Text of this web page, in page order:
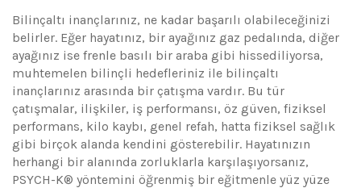
Bilinçaltı inançlarınız, ne kadar başarılı olabileceğinizi
belirler. Eğer hayatınız, bir ayağınız gaz pedalında, diğer
ayağınız ise frenle basılı bir araba gibi hissediliyorsa,
muhtemelen bilinçli hedefleriniz ile bilinçaltı
inançlarınız arasında bir çatışma vardır. Bu tür
çatışmalar, ilişkiler, iş performansı, öz güven, fiziksel
performans, kilo kaybı, genel refah, hatta fiziksel sağlık
gibi birçok alanda kendini gösterebilir. Hayatınızın
herhangi bir alanında zorluklarla karşılaşıyorsanız,
PSYCH-K® yöntemini öğrenmiş bir eğitmenle yüz yüze